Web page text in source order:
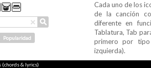
× ⚲
Popularidad
Cada uno de los
de la canción
diferente en
Tablatura, Tab
primero por
izquierda).
(chords & lyrics)